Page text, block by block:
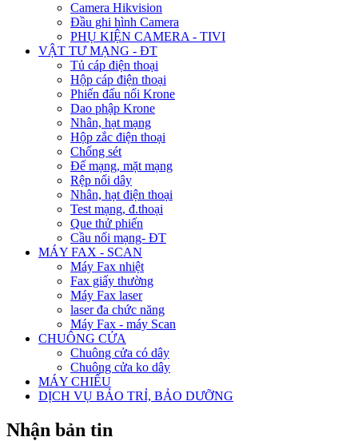
Camera Hikvision
Đầu ghi hình Camera
PHỤ KIỆN CAMERA - TIVI
VẬT TƯ MẠNG - ĐT
Tủ cáp điện thoại
Hộp cáp điện thoại
Phiến đấu nối Krone
Dao phập Krone
Nhân, hạt mạng
Hộp zắc điện thoại
Chống sét
Đế mạng, mặt mạng
Rệp nối dây
Nhân, hạt điện thoại
Test mạng, đ.thoại
Que thử phiến
Cầu nối mạng- ĐT
MÁY FAX - SCAN
Máy Fax nhiệt
Fax giấy thường
Máy Fax laser
laser đa chức năng
Máy Fax - máy Scan
CHUÔNG CỬA
Chuông cửa có dây
Chuông cửa ko dây
MÁY CHIẾU
DỊCH VỤ BẢO TRỈ, BẢO DƯỠNG
Nhận bản tin